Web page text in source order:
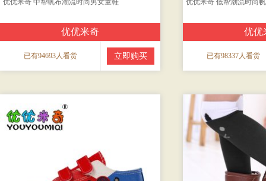
优优米奇 中帮帆布潮流时尚男女童鞋
优优米奇
已有94693人看货 立即购买
优优米奇 低帮潮流时尚
优优
已有98337人看货